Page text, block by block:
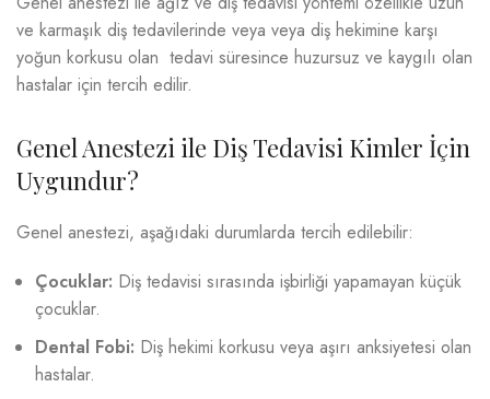
ve karmaşık diş tedavilerinde veya veya diş hekimine karşı
yoğun korkusu olan tedavi süresince huzursuz ve kaygılı olan
hastalar için tercih edilir.
Genel Anestezi ile Diş Tedavisi Kimler İçin
Uygundur?
Genel anestezi, aşağıdaki durumlarda tercih edilebilir:
Çocuklar: Diş tedavisi sırasında işbirliği yapamayan küçük
çocuklar.
Dental Fobi: Diş hekimi korkusu veya aşırı anksiyetesi olan
hastalar.